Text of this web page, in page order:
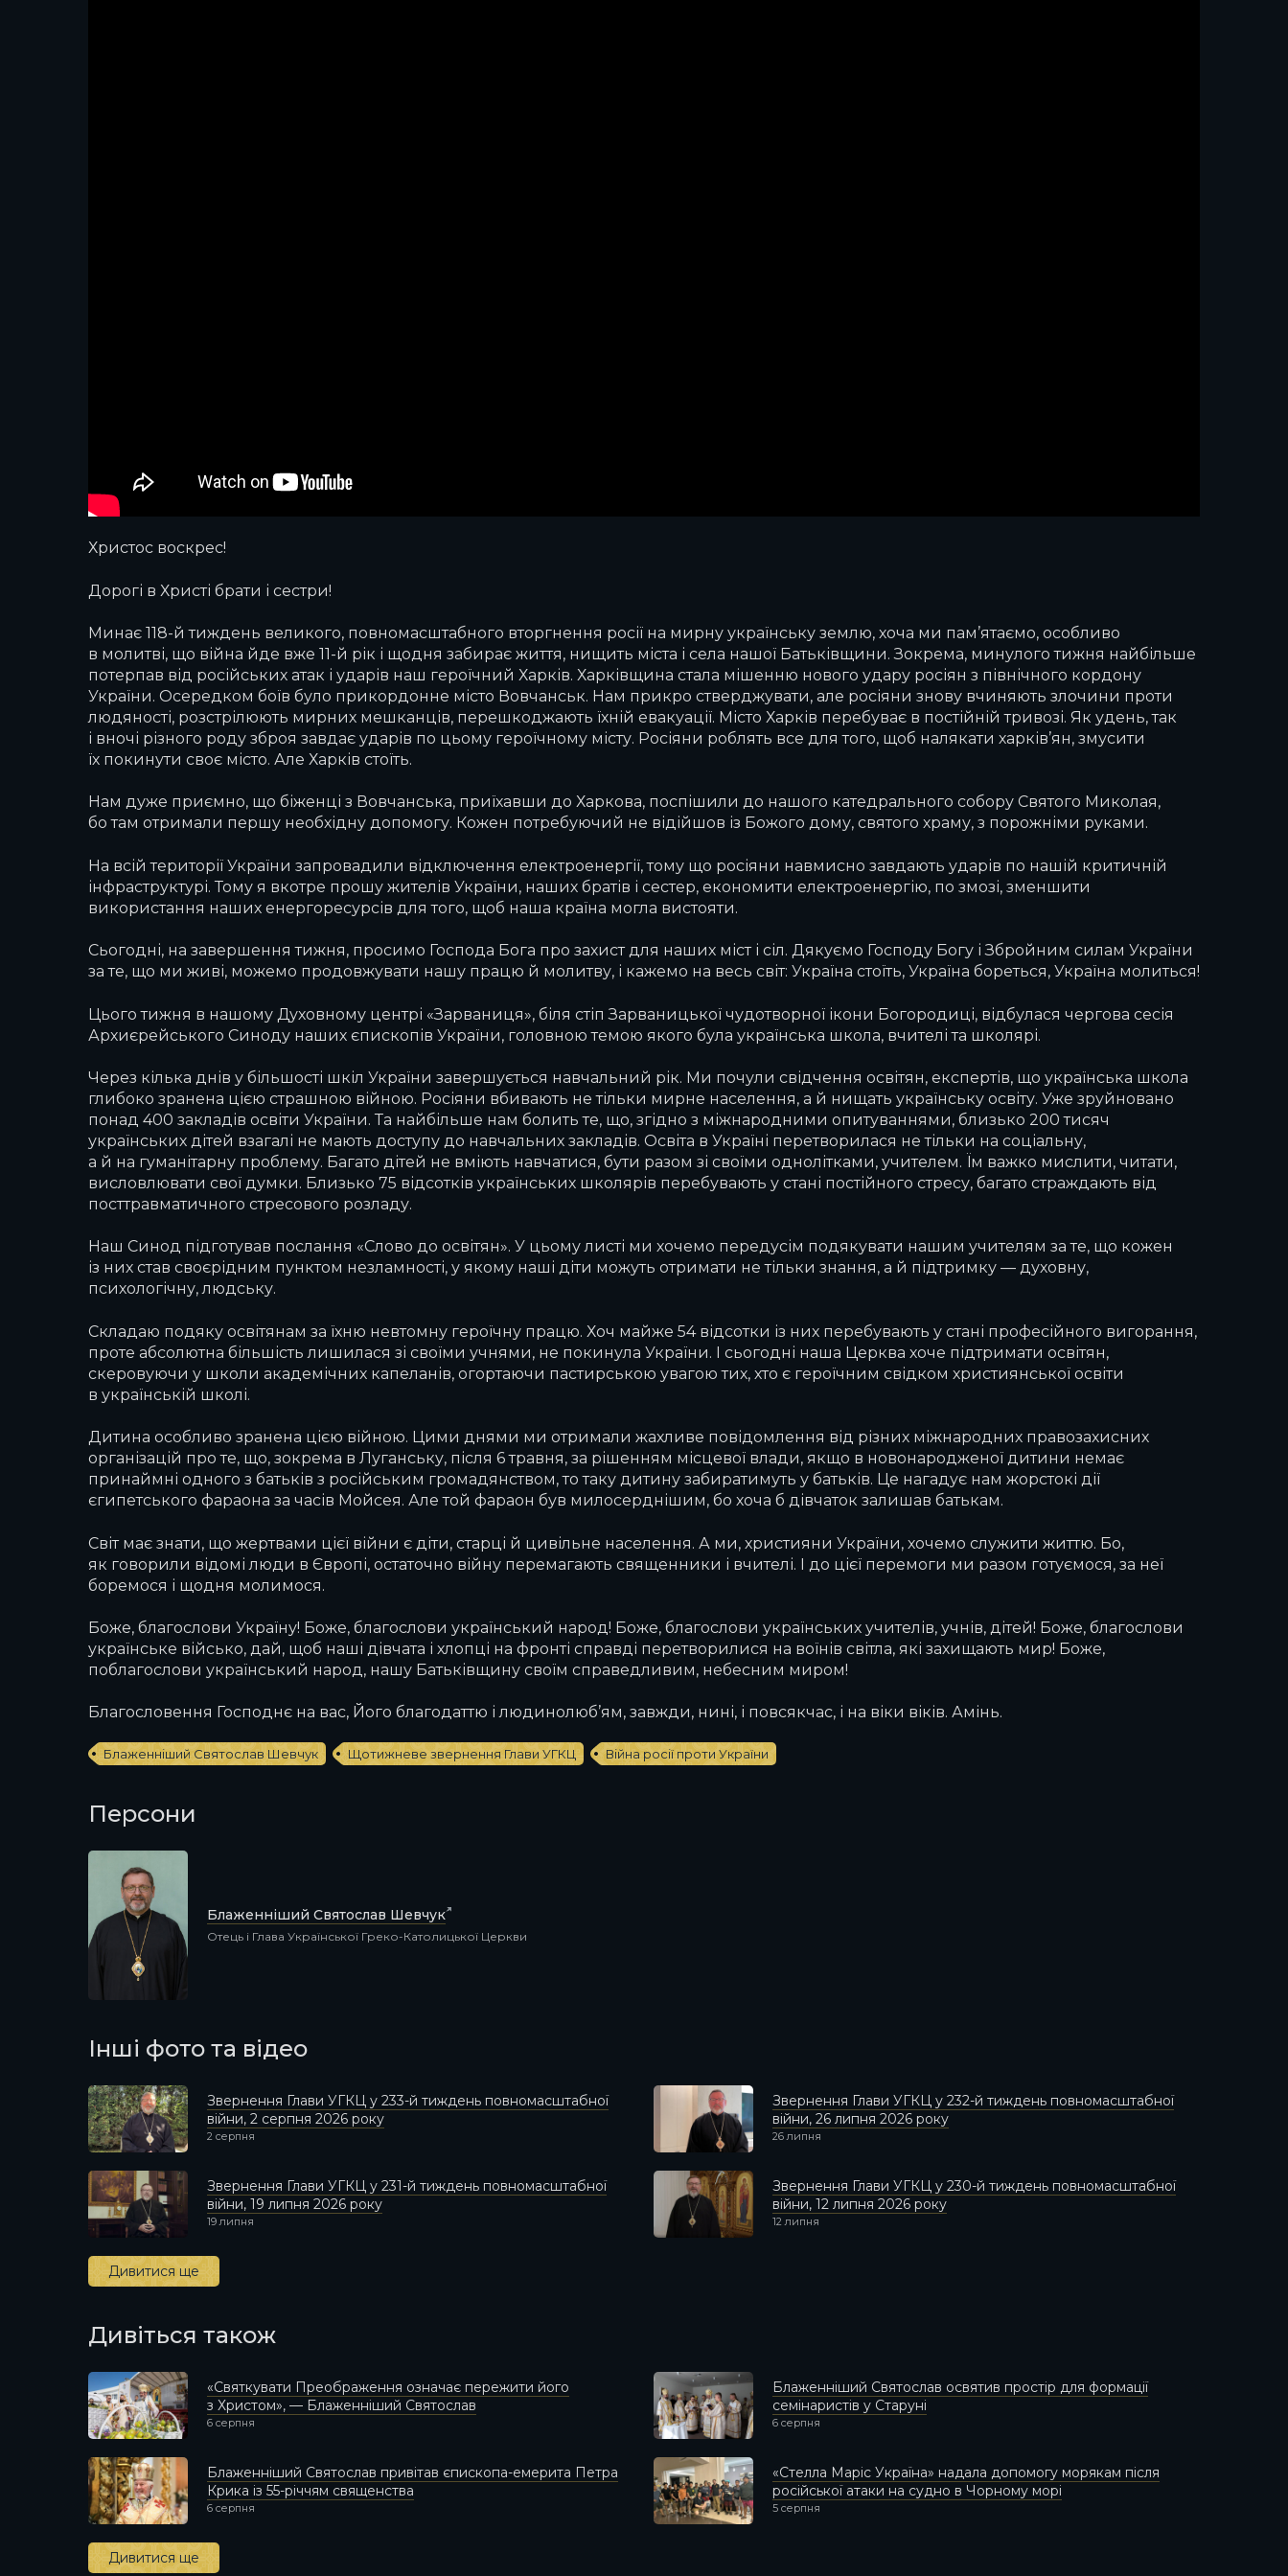
Христос воскрес!
Дорогі в Христі брати і сестри!
Минає 118-й тиждень великого, повномасштабного вторгнення росії на мирну українську землю, хоча ми пам’ятаємо, особливо
в молитві, що війна йде вже 11-й рік і щодня забирає життя, нищить міста і села нашої Батьківщини. Зокрема, минулого тижня найбільше
потерпав від російських атак і ударів наш героїчний Харків. Харківщина стала мішенню нового удару росіян з північного кордону
України. Осередком боїв було прикордонне місто Вовчанськ. Нам прикро стверджувати, але росіяни знову вчиняють злочини проти
людяності, розстрілюють мирних мешканців, перешкоджають їхній евакуації. Місто Харків перебуває в постійній тривозі. Як удень, так
і вночі різного роду зброя завдає ударів по цьому героїчному місту. Росіяни роблять все для того, щоб налякати харків’ян, змусити
їх покинути своє місто. Але Харків стоїть.
Нам дуже приємно, що біженці з Вовчанська, приїхавши до Харкова, поспішили до нашого катедрального собору Святого Миколая,
бо там отримали першу необхідну допомогу. Кожен потребуючий не відійшов із Божого дому, святого храму, з порожніми руками.
На всій території України запровадили відключення електроенергії, тому що росіяни навмисно завдають ударів по нашій критичній
інфраструктурі. Тому я вкотре прошу жителів України, наших братів і сестер, економити електроенергію, по змозі, зменшити
використання наших енергоресурсів для того, щоб наша країна могла вистояти.
Сьогодні, на завершення тижня, просимо Господа Бога про захист для наших міст і сіл. Дякуємо Господу Богу і Збройним силам України
за те, що ми живі, можемо продовжувати нашу працю й молитву, і кажемо на весь світ: Україна стоїть, Україна бореться, Україна молиться!
Цього тижня в нашому Духовному центрі «Зарваниця», біля стіп Зарваницької чудотворної ікони Богородиці, відбулася чергова сесія
Архиєрейського Синоду наших єпископів України, головною темою якого була українська школа, вчителі та школярі.
Через кілька днів у більшості шкіл України завершується навчальний рік. Ми почули свідчення освітян, експертів, що українська школа
глибоко зранена цією страшною війною. Росіяни вбивають не тільки мирне населення, а й нищать українську освіту. Уже зруйновано
понад 400 закладів освіти України. Та найбільше нам болить те, що, згідно з міжнародними опитуваннями, близько 200 тисяч
українських дітей взагалі не мають доступу до навчальних закладів. Освіта в Україні перетворилася не тільки на соціальну,
а й на гуманітарну проблему. Багато дітей не вміють навчатися, бути разом зі своїми однолітками, учителем. Їм важко мислити, читати,
висловлювати свої думки. Близько 75 відсотків українських школярів перебувають у стані постійного стресу, багато страждають від
посттравматичного стресового розладу.
Наш Синод підготував послання «Слово до освітян». У цьому листі ми хочемо передусім подякувати нашим учителям за те, що кожен
із них став своєрідним пунктом незламності, у якому наші діти можуть отримати не тільки знання, а й підтримку — духовну,
психологічну, людську.
Складаю подяку освітянам за їхню невтомну героїчну працю. Хоч майже 54 відсотки із них перебувають у стані професійного вигорання,
проте абсолютна більшість лишилася зі своїми учнями, не покинула України. І сьогодні наша Церква хоче підтримати освітян,
скеровуючи у школи академічних капеланів, огортаючи пастирською увагою тих, хто є героїчним свідком християнської освіти
в українській школі.
Дитина особливо зранена цією війною. Цими днями ми отримали жахливе повідомлення від різних міжнародних правозахисних
організацій про те, що, зокрема в Луганську, після 6 травня, за рішенням місцевої влади, якщо в новонародженої дитини немає
принаймні одного з батьків з російським громадянством, то таку дитину забиратимуть у батьків. Це нагадує нам жорстокі дії
єгипетського фараона за часів Мойсея. Але той фараон був милосерднішим, бо хоча б дівчаток залишав батькам.
Світ має знати, що жертвами цієї війни є діти, старці й цивільне населення. А ми, християни України, хочемо служити життю. Бо,
як говорили відомі люди в Європі, остаточно війну перемагають священники і вчителі. І до цієї перемоги ми разом готуємося, за неї
боремося і щодня молимося.
Боже, благослови Україну! Боже, благослови український народ! Боже, благослови українських учителів, учнів, дітей! Боже, благослови
українське військо, дай, щоб наші дівчата і хлопці на фронті справді перетворилися на воїнів світла, які захищають мир! Боже,
поблагослови український народ, нашу Батьківщину своїм справедливим, небесним миром!
Благословення Господнє на вас, Його благодаттю і людинолюб’ям, завжди, нині, і повсякчас, і на віки віків. Амінь.
Блаженніший Святослав Шевчук Щотижневе звернення Глави УГКЦ Війна росії проти України
Персони
Блаженніший Святослав Шевчук
Отець і Глава Української Греко-Католицької Церкви
Інші фото та відео
Звернення Глави УГКЦ у 233-й тиждень повномасштабної
війни, 2 серпня 2026 року
2 серпня
Звернення Глави УГКЦ у 232-й тиждень повномасштабної
війни, 26 липня 2026 року
26 липня
Звернення Глави УГКЦ у 231-й тиждень повномасштабної
війни, 19 липня 2026 року
19 липня
Звернення Глави УГКЦ у 230-й тиждень повномасштабної
війни, 12 липня 2026 року
12 липня
Дивитися ще
Дивіться також
«Святкувати Преображення означає пережити його
з Христом», — Блаженніший Святослав
6 серпня
Блаженніший Святослав освятив простір для формації
семінаристів у Старуні
6 серпня
Блаженніший Святослав привітав єпископа-емерита Петра
Крика із 55-річчям священства
6 серпня
«Стелла Маріс Україна» надала допомогу морякам після
російської атаки на судно в Чорному морі
5 серпня
Дивитися ще